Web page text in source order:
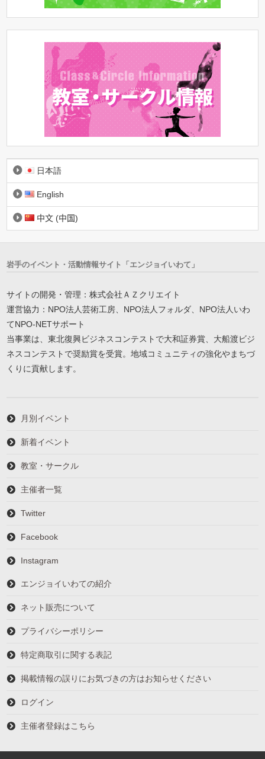
日本語
English
中文 (中国)
岩手のイベント・活動情報サイト「エンジョイいわて」
サイトの開発・管理：株式会社ＡＺクリエイト
運営協力：NPO法人芸術工房、NPO法人フォルダ、NPO法人いわ
てNPO-NETサポート
当事業は、東北復興ビジネスコンテストで大和証券賞、大船渡ビジ
ネスコンテストで奨励賞を受賞。地域コミュニティの強化やまちづ
くりに貢献します。
月別イベント
新着イベント
教室・サークル
主催者一覧
Twitter
Facebook
Instagram
エンジョイいわての紹介
ネット販売について
プライバシーポリシー
特定商取引に関する表記
掲載情報の誤りにお気づきの方はお知らせください
ログイン
主催者登録はこちら